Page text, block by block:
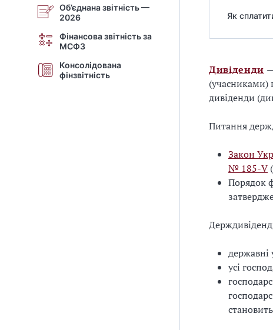
Об’єднана звітність —
2026
Фінансова звітність за
МСФЗ
Консолідована
фінзвітність
Як
Дивіденди
(учасниками)
дивіденди
Питання
Закон
№ 185-V (
Порядок
державні
усі